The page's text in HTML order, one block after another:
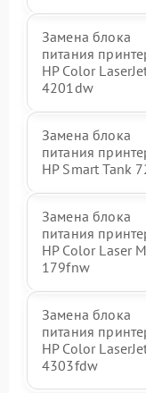
Замена блока
питания
HP Color
4201dw
Замена блока
питания
HP Smart Tank
Замена блока
питания
HP Color Laser
179fnw
Замена блока
питания
HP Color
4303fdw